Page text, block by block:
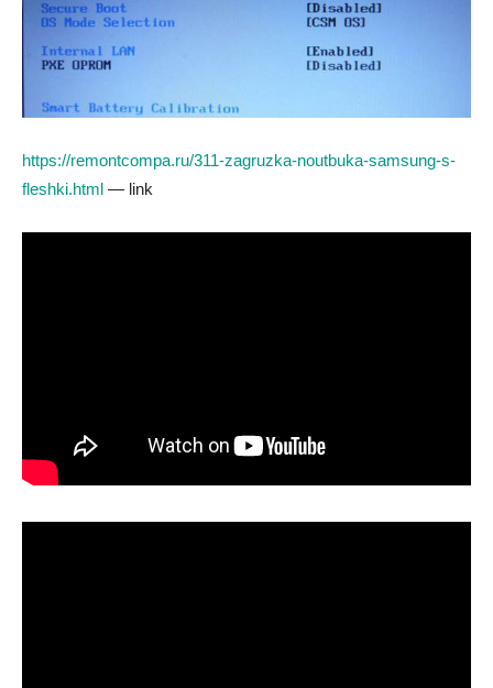
https://remontcompa.ru/311-zagruzka-noutbuka-samsung-s-
fleshki.html — link